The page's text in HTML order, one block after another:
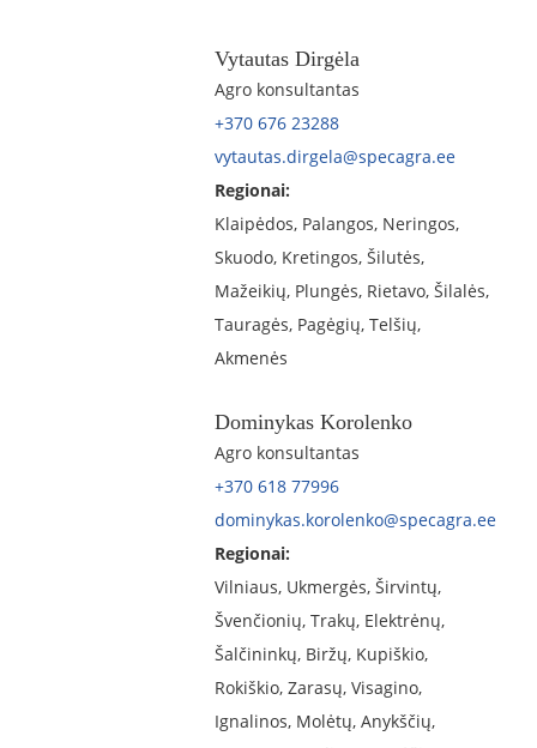
Vytautas Dirgėla
Agro konsultantas
+370 676 23288
vytautas.dirgela@specagra.ee
Regionai:
Klaipėdos, Palangos, Neringos,
Skuodo, Kretingos, Šilutės,
Mažeikių, Plungės, Rietavo, Šilalės,
Tauragės, Pagėgių, Telšių,
Akmenės
Dominykas Korolenko
Agro konsultantas
+370 618 77996
dominykas.korolenko@specagra.ee
Regionai:
Vilniaus, Ukmergės, Širvintų,
Švenčionių, Trakų, Elektrėnų,
Šalčininkų, Biržų, Kupiškio,
Rokiškio, Zarasų, Visagino,
Ignalinos, Molėtų, Anykščių,